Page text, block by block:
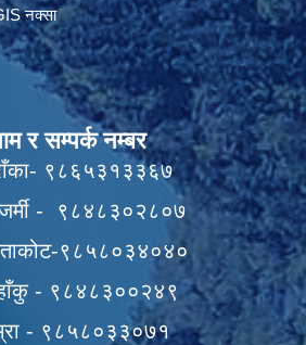
नक्सा
र सम्पर्क नम्बर
९८६५३१३३६७
- ९८४८३०२८०७
९८५८०३४०४०
- ९८४८३००२४९
- ९८५८०३३०७१